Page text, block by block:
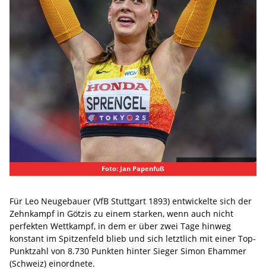
Foto: Jan Papenfuß
Für Leo Neugebauer (VfB Stuttgart 1893) entwickelte sich der
Zehnkampf in Götzis zu einem starken, wenn auch nicht
perfekten Wettkampf, in dem er über zwei Tage hinweg
konstant im Spitzenfeld blieb und sich letztlich mit einer Top-
Punktzahl von 8.730 Punkten hinter Sieger Simon Ehammer
(Schweiz) einordnete.